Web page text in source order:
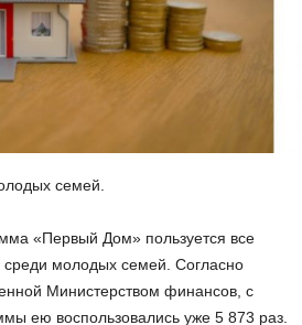
семей.
«Первый Дом» пользуется все
молодых семей. Согласно
Министерством финансов, с
ею воспользовались уже 5 873 раз.